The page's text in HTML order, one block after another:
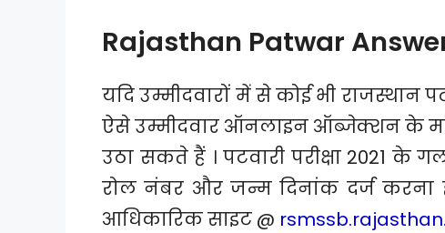
Rajasthan Patwar
यदि उम्मीदवारों में से कोई भी राजस्थान
ऐसे उम्मीदवार ऑनलाइन ऑब्जेक्शन के
उठा सकते हैं । पटवारी परीक्षा 2021 के
रोल नंबर और जन्म दिनांक दर्ज करना
आधिकारिक साइट @